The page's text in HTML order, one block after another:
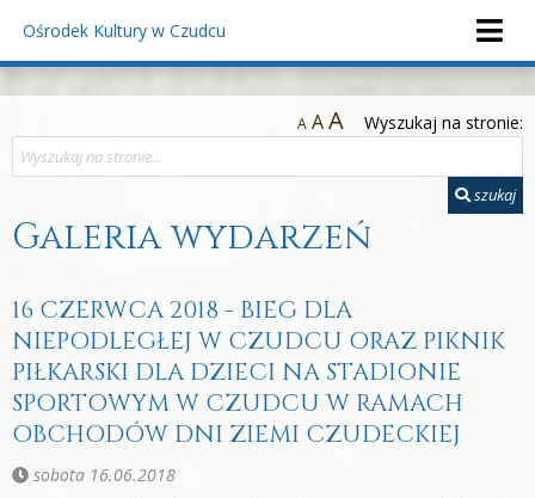
Ośrodek Kultury w Czudcu
A AA Wyszukaj na stronie:
szukaj
Galeria wydarzeń
16 CZERWCA 2018 - BIEG DLA
NIEPODLEGŁEJ W CZUDCU ORAZ PIKNIK
PIŁKARSKI DLA DZIECI NA STADIONIE
SPORTOWYM W CZUDCU W RAMACH
OBCHODÓW DNI ZIEMI CZUDECKIEJ
sobota 16.06.2018